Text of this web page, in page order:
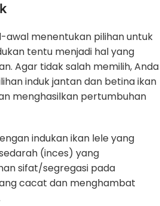
awal menentukan pilihan untuk
tentu menjadi hal yang
Agar tidak salah memilih, Anda
induk jantan dan betina ikan
menghasilkan pertumbuhan
indukan ikan lele yang
(inces) yang
sifat/segregasi pada
cacat dan menghambat